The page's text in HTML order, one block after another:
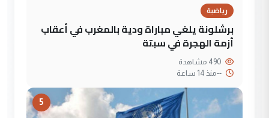
رياضية
برشلونة يلغي مباراة ودية بالمغرب في أعقاب
أزمة الهجرة في سبتة
--منذ 14 ساعة
5